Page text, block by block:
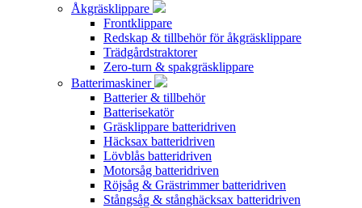
Åkgräsklippare
Frontklippare
Redskap & tillbehör för åkgräsklippare
Trädgårdstraktorer
Zero-turn & spakgräsklippare
Batterimaskiner
Batterier & tillbehör
Batterisekatör
Gräsklippare batteridriven
Häcksax batteridriven
Lövblås batteridriven
Motorsåg batteridriven
Röjsåg & Grästrimmer batteridriven
Stångsåg & stånghäcksax batteridriven